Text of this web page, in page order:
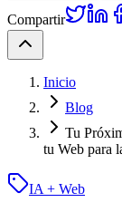
Compartir
Inicio
Blog
Tu
tu Web para
IA + Web